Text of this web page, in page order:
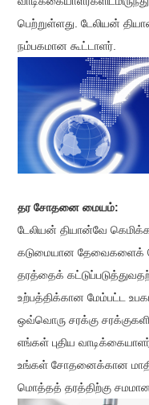
பெற்றுள்ளது. டேலியன்
நம்பகமான கூட்டாளர்.
தர சோதனை மையம்:
டேலியன் தியான்வே
கடுமையான தேவைகளைக்
தரத்தைக்
உற்பத்திக்கான மேம்பட்ட
ஒவ்வொரு சரக்கு
எங்கள் புதிய
உங்கள் சோதனைக்கான
மொத்தத் தரத்திற்கு